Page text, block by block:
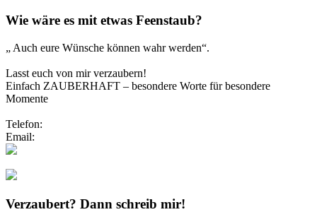
Wie wäre es mit etwas Feenstaub?
„ Auch eure Wünsche können wahr werden“.
Lasst euch von mir verzaubern!
Einfach ZAUBERHAFT – besondere Worte für besondere
Momente
Telefon:
Email:
Verzaubert? Dann schreib mir!